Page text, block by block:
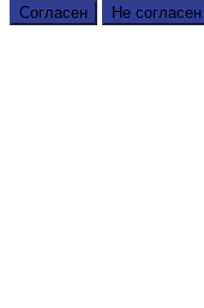
Согласен Не согласен